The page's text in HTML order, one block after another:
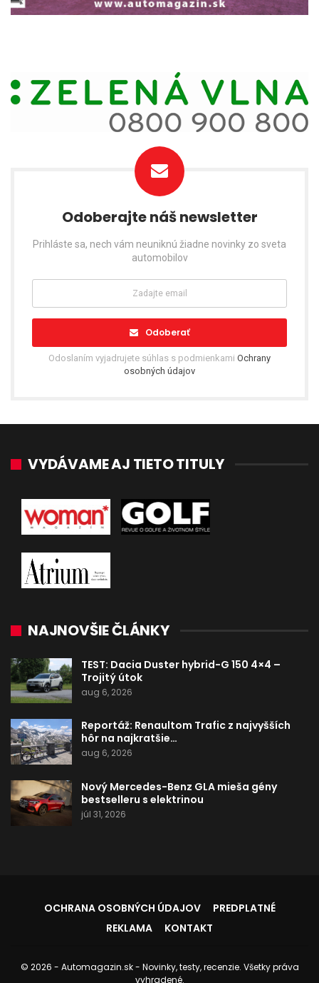
Odoberajte náš newsletter
Prihláste sa, nech vám neuniknú žiadne novinky zo sveta
automobilov
Odoberať
Odoslaním vyjadrujete súhlas s podmienkami Ochrany
osobných údajov
VYDÁVAME AJ TIETO TITULY
NAJNOVŠIE ČLÁNKY
TEST: Dacia Duster hybrid-G 150 4×4 –
Trojitý útok
aug 6, 2026
Reportáž: Renaultom Trafic z najvyšších
hôr na najkratšie…
aug 6, 2026
Nový Mercedes-Benz GLA mieša gény
bestselleru s elektrinou
júl 31, 2026
OCHRANA OSOBNÝCH ÚDAJOV
PREDPLATNÉ
REKLAMA
KONTAKT
© 2026 - Automagazin.sk - Novinky, testy, recenzie. Všetky práva
vyhradené.